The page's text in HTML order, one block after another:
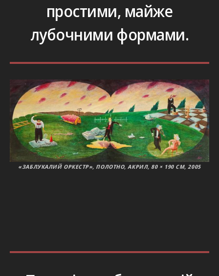
простими, майже
лубочними формами.
«ЗАБЛУКАЛИЙ ОРКЕСТР», ПОЛОТНО, АКРИЛ, 80 × 190 СМ, 2005